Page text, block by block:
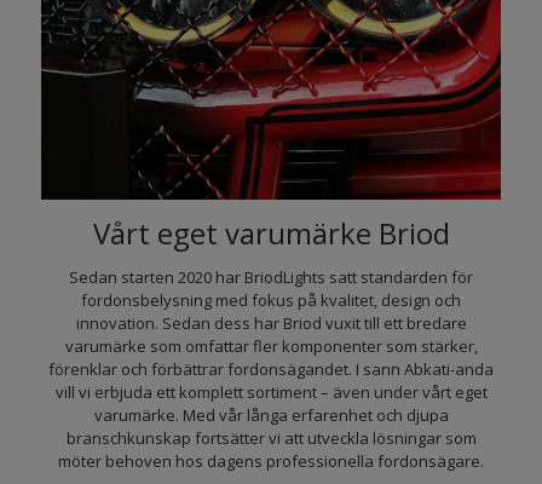
Vårt eget varumärke Briod
Sedan starten 2020 har BriodLights satt standarden för
fordonsbelysning med fokus på kvalitet, design och
innovation. Sedan dess har Briod vuxit till ett bredare
varumärke som omfattar fler komponenter som stärker,
förenklar och förbättrar fordonsägandet. I sann Abkati-anda
vill vi erbjuda ett komplett sortiment – även under vårt eget
varumärke. Med vår långa erfarenhet och djupa
branschkunskap fortsätter vi att utveckla lösningar som
möter behoven hos dagens professionella fordonsägare.